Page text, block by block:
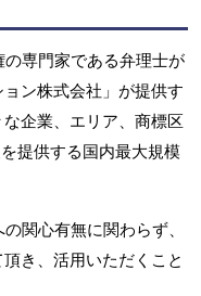
の専門家である弁理士が
ン株式会社」が提供す
企業、エリア、商標区
提供する国内最大規模
関心有無に関わらず、
き、活用いただくこと